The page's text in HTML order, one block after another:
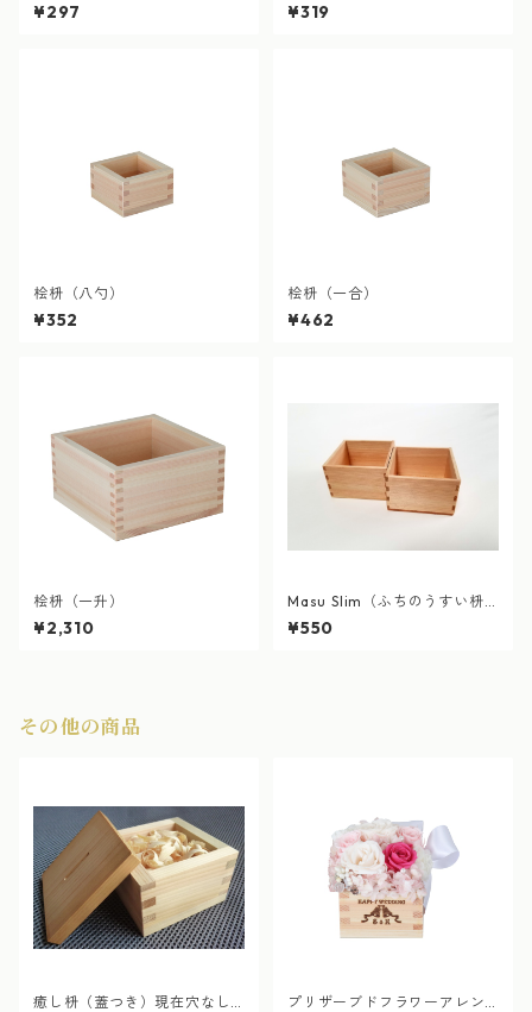
¥297 ¥319
桧枡（八勺）
¥352
桧枡（一合）
¥462
桧枡（一升）
¥2,310
Masu Slim（ふちのうすい枡
新登場！）
¥550
その他の商品
癒し枡（蓋つき）現在穴なし
プリザーブドフラワーアレン